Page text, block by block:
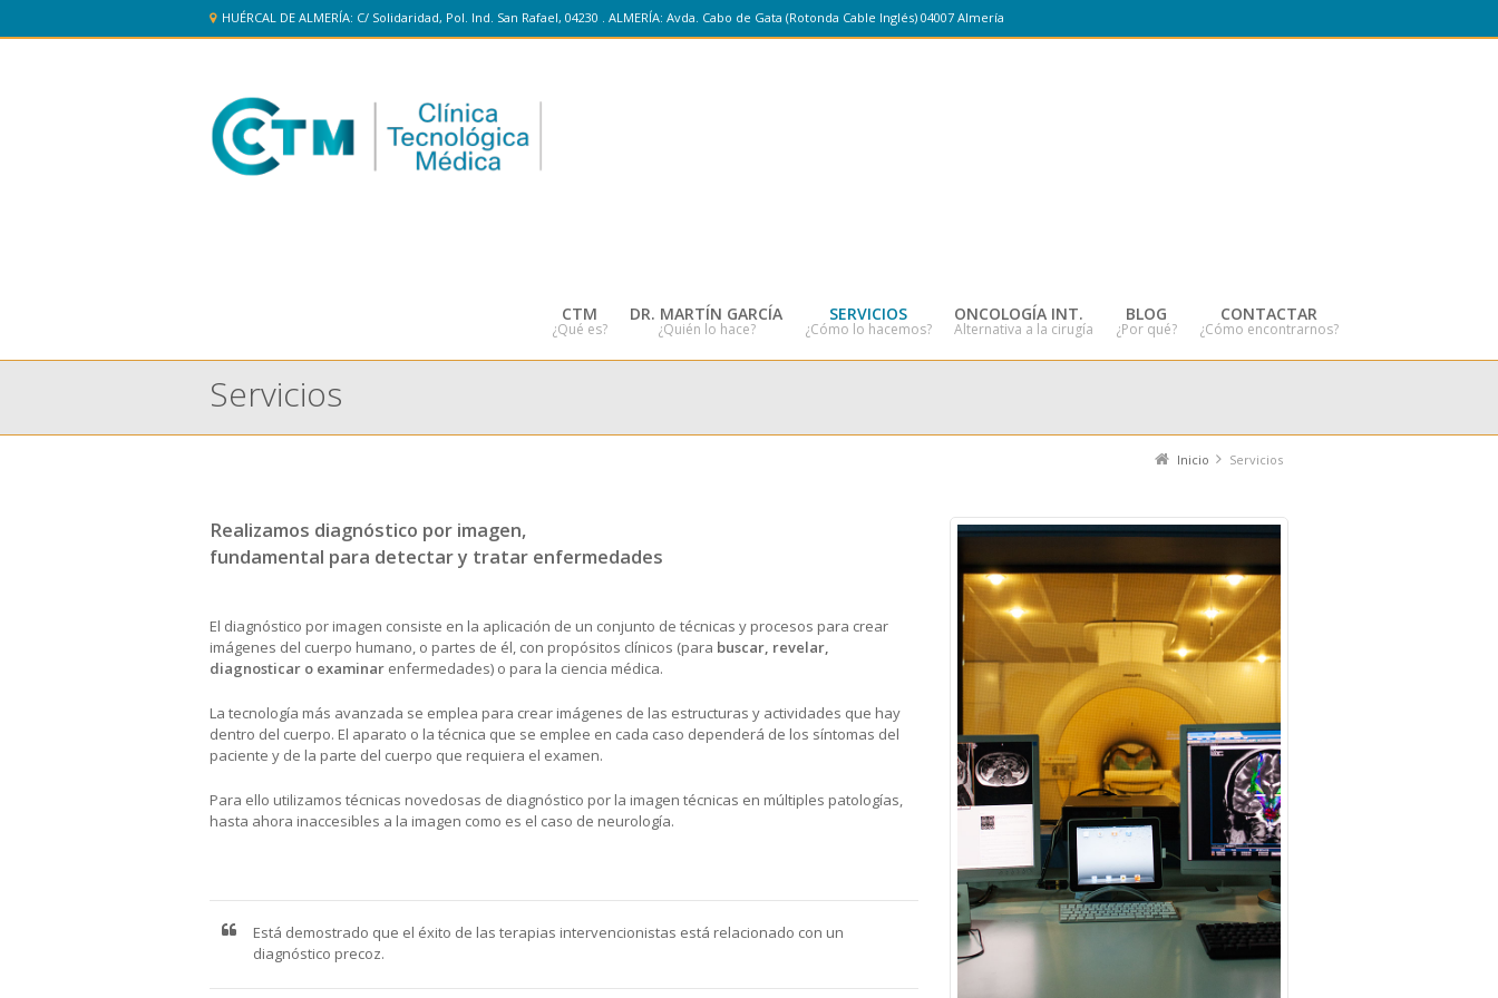
HUÉRCAL DE ALMERÍA: C/ Solidaridad, Pol. Ind. San Rafael, 04230 . ALMERÍA: Avda. Cabo de Gata (Rotonda Cable Inglés) 04007 Almería
CTM
¿Qué es?
DR. MARTÍN GARCÍA
¿Quién lo hace?
SERVICIOS
¿Cómo lo hacemos?
ONCOLOGÍA INT.
Alternativa a la cirugía
BLOG
¿Por qué?
CONTACTAR
¿Cómo encontrarnos?
Servicios
Inicio Servicios
Realizamos diagnóstico por imagen,
fundamental para detectar y tratar enfermedades
El diagnóstico por imagen consiste en la aplicación de un conjunto de técnicas y procesos para crear
imágenes del cuerpo humano, o partes de él, con propósitos clínicos (para buscar, revelar,
diagnosticar o examinar enfermedades) o para la ciencia médica.
La tecnología más avanzada se emplea para crear imágenes de las estructuras y actividades que hay
dentro del cuerpo. El aparato o la técnica que se emplee en cada caso dependerá de los síntomas del
paciente y de la parte del cuerpo que requiera el examen.
Para ello utilizamos técnicas novedosas de diagnóstico por la imagen técnicas en múltiples patologías,
hasta ahora inaccesibles a la imagen como es el caso de neurología.
Está demostrado que el éxito de las terapias intervencionistas está relacionado con un
diagnóstico precoz.